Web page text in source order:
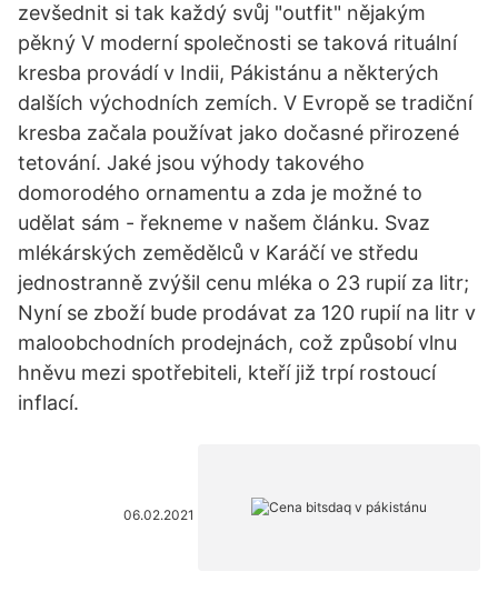
zevšednit si tak každý svůj "outfit" nějakým
pěkný V moderní společnosti se taková rituální
kresba provádí v Indii, Pákistánu a některých
dalších východních zemích. V Evropě se tradiční
kresba začala používat jako dočasné přirozené
tetování. Jaké jsou výhody takového
domorodého ornamentu a zda je možné to
udělat sám - řekneme v našem článku. Svaz
mlékárských zemědělců v Karáčí ve středu
jednostranně zvýšil cenu mléka o 23 rupií za litr;
Nyní se zboží bude prodávat za 120 rupií na litr v
maloobchodních prodejnách, což způsobí vlnu
hněvu mezi spotřebiteli, kteří již trpí rostoucí
inflací.
06.02.2021